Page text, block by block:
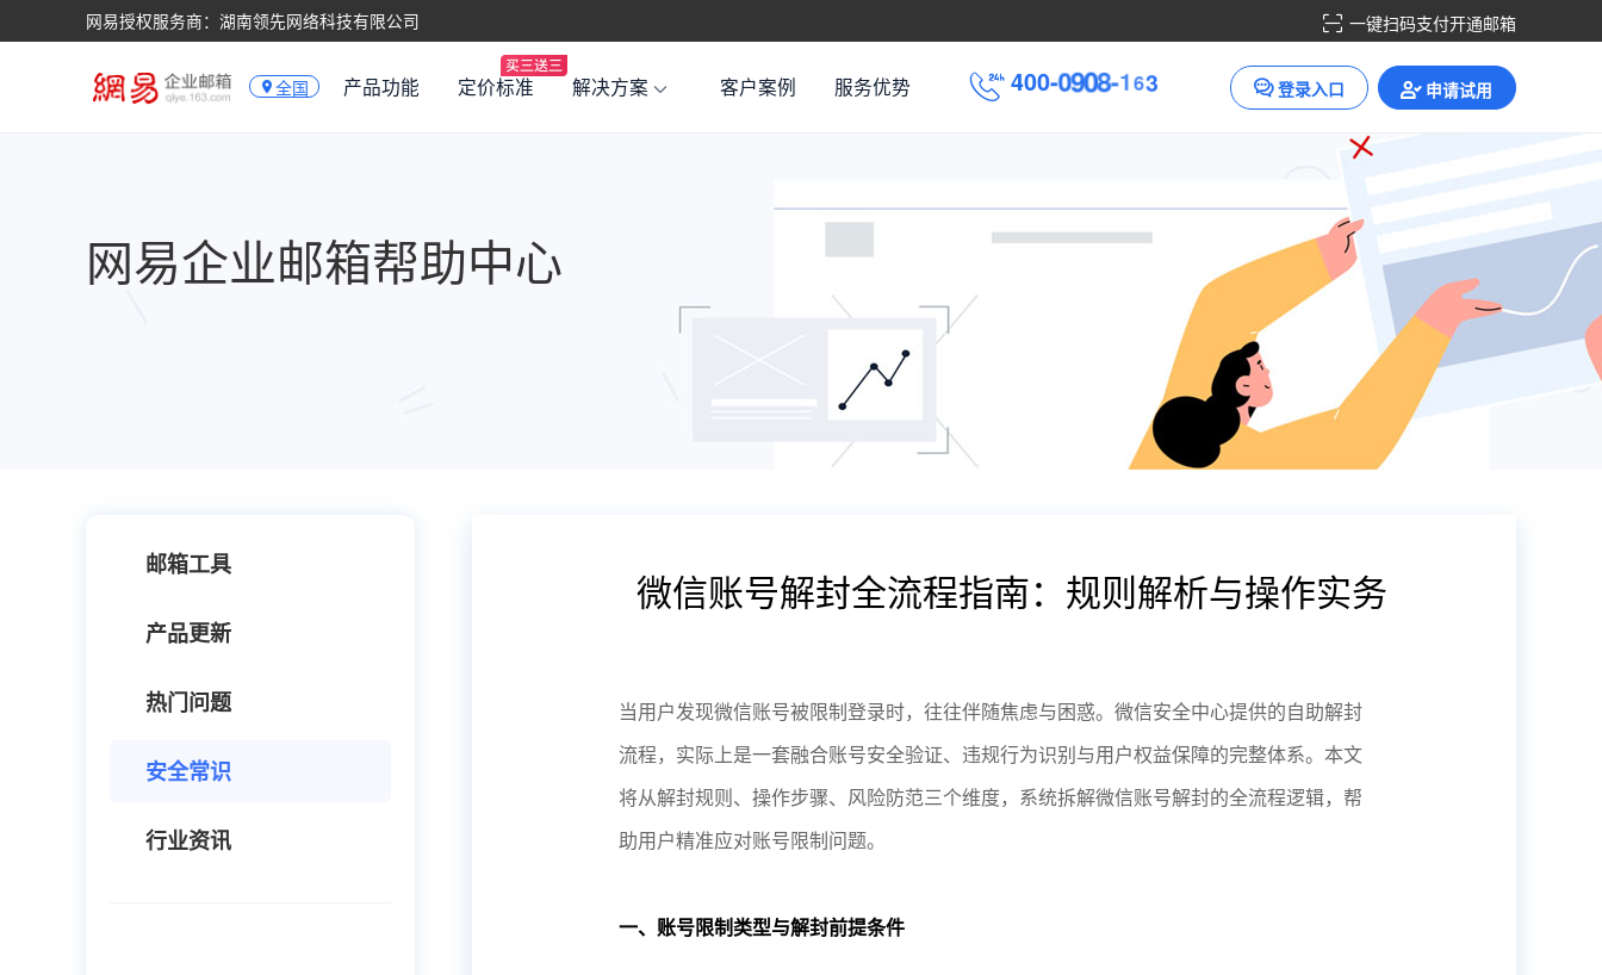
网易授权服务商：湖南领先网络科技有限公司 一键扫码支付开通邮箱
全国 产品功能 定价标准 解决方案 客户案例 服务优势 400-0908-163 登录入口 申请试用
网易企业邮箱帮助中心
邮箱工具
产品更新
热门问题
安全常识
行业资讯
微信账号解封全流程指南：规则解析与操作实务
当用户发现微信账号被限制登录时，往往伴随焦虑与困惑。微信安全中心提供的自助解封
流程，实际上是一套融合账号安全验证、违规行为识别与用户权益保障的完整体系。本文
将从解封规则、操作步骤、风险防范三个维度，系统拆解微信账号解封的全流程逻辑，帮
助用户精准应对账号限制问题。
一、账号限制类型与解封前提条件